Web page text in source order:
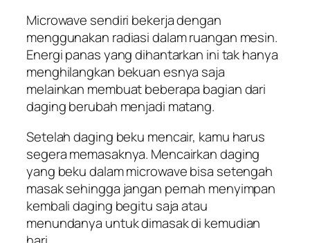
Microwave sendiri bekerja dengan
menggunakan radiasi dalam ruangan mesin.
Energi panas yang dihantarkan ini tak hanya
menghilangkan bekuan esnya saja
melainkan membuat beberapa bagian dari
daging berubah menjadi matang.
Setelah daging beku mencair, kamu harus
segera memasaknya. Mencairkan daging
yang beku dalam microwave bisa setengah
masak sehingga jangan pernah menyimpan
kembali daging begitu saja atau
menundanya untuk dimasak di kemudian